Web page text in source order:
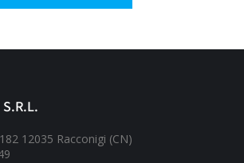
12035 Racconigi (CN)